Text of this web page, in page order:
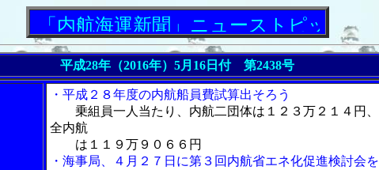
航海運新聞」ニューストピックス
平成28年（2016年）5月16日付 第2438号
・平成２８年度の内航船員費試算出そろう
乗組員一人当たり、内航二団体は１２３万２１４円、
全内航
は１１９万９０６６円
・海事局、４月２７日に第３回内航省エネ化促進検討会を